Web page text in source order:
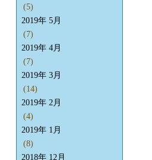
(5)
2019年 5月
(7)
2019年 4月
(7)
2019年 3月
(14)
2019年 2月
(4)
2019年 1月
(8)
2018年 12月